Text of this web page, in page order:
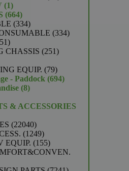
11
product
664664
producten
334334
producten334334
251
producten
CHASSIS 251251
EQUIP. 7979
producten
- Paddock 694694
88
& ACCESSORIES
2204022040
producten
12491249
producten
EQUIP. 155155
producten